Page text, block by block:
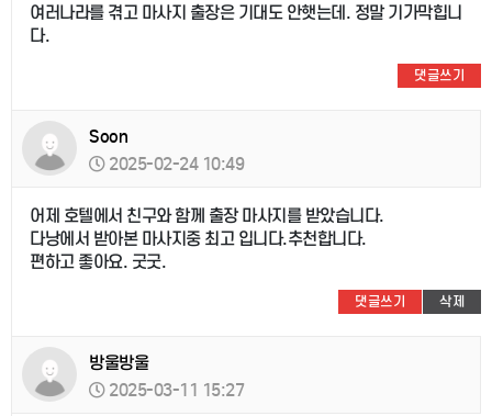
여러나라를 겪고 마사지 출장은 기대도 안햇는데. 정말 기가막힙니
다.
댓글쓰기
Soon
2025-02-24 10:49
어제 호텔에서 친구와 함께 출장 마사지를 받았습니다.
다낭에서 받아본 마사지중 최고 입니다.추천합니다.
편하고 좋아요. 굿굿.
댓글쓰기 삭제
방울방울
2025-03-11 15:27